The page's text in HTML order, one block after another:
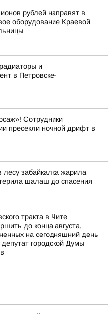
рублей направят в
оборудование Краевой
и
в Петровске-
Сотрудники
пресекли ночной дрифт в
лесу забайкалка жарила
шалаш до спасения
тракта в Чите
до конца августа,
на сегодняшний день
городской Думы